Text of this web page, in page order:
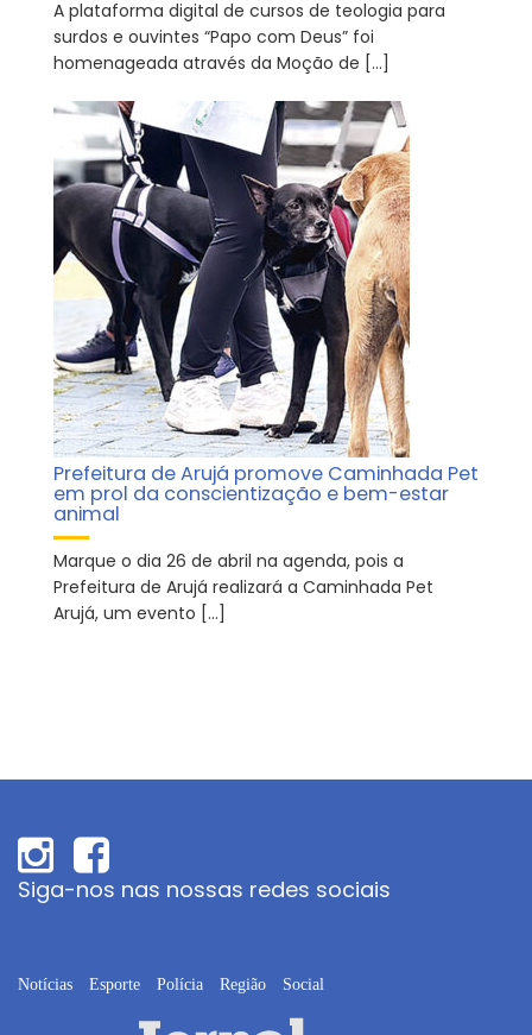
A plataforma digital de cursos de teologia para
surdos e ouvintes “Papo com Deus” foi
homenageada através da Moção de […]
Prefeitura de Arujá promove Caminhada Pet
em prol da conscientização e bem-estar
animal
Marque o dia 26 de abril na agenda, pois a
Prefeitura de Arujá realizará a Caminhada Pet
Arujá, um evento […]
Siga-nos nas nossas redes sociais
Notícias Esporte Polícia Região Social